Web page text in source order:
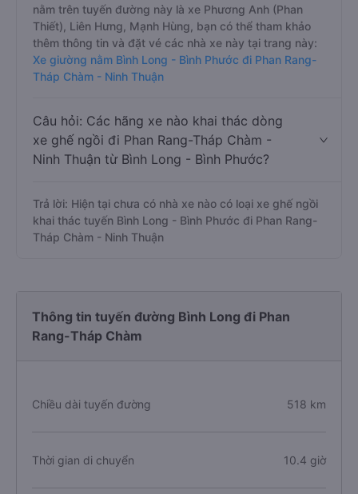
nằm trên tuyến đường này là xe Phương Anh (Phan
Thiết), Liên Hưng, Mạnh Hùng, bạn có thể tham khảo
thêm thông tin và đặt vé các nhà xe này tại trang này:
Xe giường nằm Bình Long - Bình Phước đi Phan Rang-
Tháp Chàm - Ninh Thuận
Câu hỏi: Các hãng xe nào khai thác dòng
xe ghế ngồi đi Phan Rang-Tháp Chàm -
Ninh Thuận từ Bình Long - Bình Phước?
Trả lời: Hiện tại chưa có nhà xe nào có loại xe ghế ngồi
khai thác tuyến Bình Long - Bình Phước đi Phan Rang-
Tháp Chàm - Ninh Thuận
Thông tin tuyến đường Bình Long đi Phan
Rang-Tháp Chàm
Chiều dài tuyến đường 518 km
Thời gian di chuyển 10.4 giờ